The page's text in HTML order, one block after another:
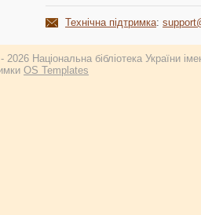
Технічна підтримка:
Національна бібліотека України
OS Templates